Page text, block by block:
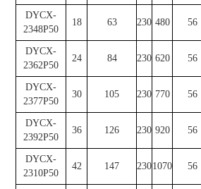
DYCX-
2348P50
18 63 230 480 56
DYCX-
2362P50
24 84 230 620 56
DYCX-
2377P50
30 105 230 770 56
DYCX-
2392P50
36 126 230 920 56
DYCX-
2310P50
42 147 2301070 56